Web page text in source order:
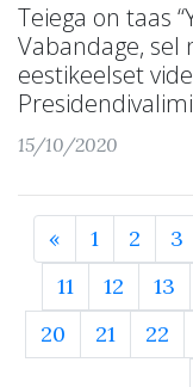
Teiega on taas
Vabandage,
eestikeelset
15/10/2020
« 1 2 3
11
12 13
20
21 22